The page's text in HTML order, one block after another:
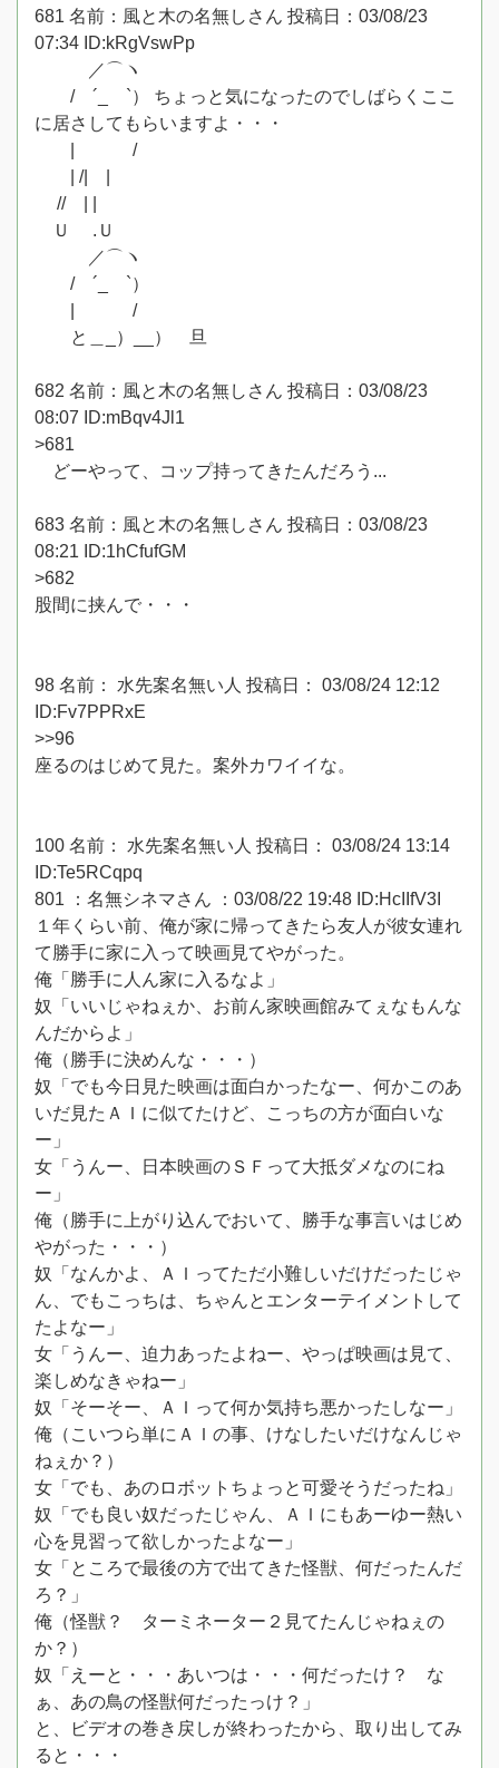
681 名前：風と木の名無しさん 投稿日：03/08/23
07:34 ID:kRgVswPp
／⌒ヽ
/ ´_ゝ`） ちょっと気になったのでしばらくここ
に居さしてもらいますよ・・・
| /
| /| |
// | |
Ｕ .Ｕ
／⌒ヽ
/ ´_ゝ`）
| /
と＿_）__） 旦
682 名前：風と木の名無しさん 投稿日：03/08/23
08:07 ID:mBqv4Jl1
>681
どーやって、コップ持ってきたんだろう...
683 名前：風と木の名無しさん 投稿日：03/08/23
08:21 ID:1hCfufGM
>682
股間に挟んで・・・
98 名前： 水先案名無い人 投稿日： 03/08/24 12:12
ID:Fv7PPRxE
>>96
座るのはじめて見た。案外カワイイな。
100 名前： 水先案名無い人 投稿日： 03/08/24 13:14
ID:Te5RCqpq
801 ：名無シネマさん ：03/08/22 19:48 ID:HcIIfV3I
１年くらい前、俺が家に帰ってきたら友人が彼女連れ
て勝手に家に入って映画見てやがった。
俺「勝手に人ん家に入るなよ」
奴「いいじゃねぇか、お前ん家映画館みてぇなもんな
んだからよ」
俺（勝手に決めんな・・・）
奴「でも今日見た映画は面白かったなー、何かこのあ
いだ見たＡＩに似てたけど、こっちの方が面白いな
ー」
女「うんー、日本映画のＳＦって大抵ダメなのにね
ー」
俺（勝手に上がり込んでおいて、勝手な事言いはじめ
やがった・・・）
奴「なんかよ、ＡＩってただ小難しいだけだったじゃ
ん、でもこっちは、ちゃんとエンターテイメントして
たよなー」
女「うんー、迫力あったよねー、やっぱ映画は見て、
楽しめなきゃねー」
奴「そーそー、ＡＩって何か気持ち悪かったしなー」
俺（こいつら単にＡＩの事、けなしたいだけなんじゃ
ねぇか？）
女「でも、あのロボットちょっと可愛そうだったね」
奴「でも良い奴だったじゃん、ＡＩにもあーゆー熱い
心を見習って欲しかったよなー」
女「ところで最後の方で出てきた怪獣、何だったんだ
ろ？」
俺（怪獣？ ターミネーター２見てたんじゃねぇの
か？）
奴「えーと・・・あいつは・・・何だったけ？ な
ぁ、あの鳥の怪獣何だったっけ？」
と、ビデオの巻き戻しが終わったから、取り出してみ
ると・・・